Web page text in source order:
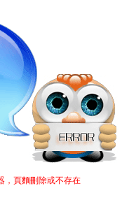
，頁麵刪除或不存在